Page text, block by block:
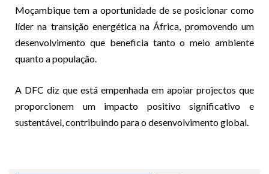
Moçambique tem a oportunidade de se posicionar como
líder na transição energética na África, promovendo um
desenvolvimento que beneficia tanto o meio ambiente
quanto a população.
A DFC diz que está empenhada em apoiar projectos que
proporcionem um impacto positivo significativo e
sustentável, contribuindo para o desenvolvimento global.